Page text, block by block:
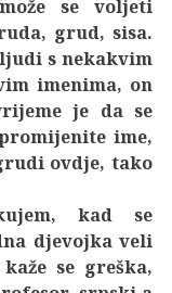
se voljeti
grud, sisa.
s nekakvim
imenima, on
je da se
ime,
ovdje, tako
kad se
djevojka veli
se greška,